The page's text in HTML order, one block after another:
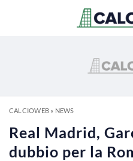
CALCIOWEB» NEWS
Real Madrid,
dubbio per la